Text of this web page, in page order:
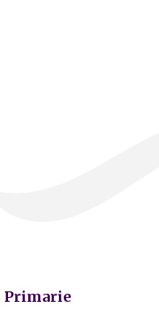
Primarie